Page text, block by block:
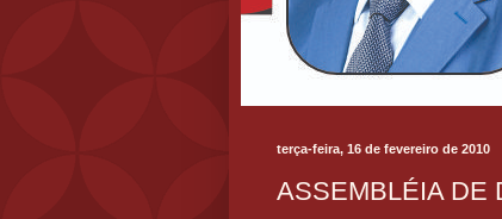
terça-feira, 16 de fevereiro de 2010
ASSEMBLÉIA DE